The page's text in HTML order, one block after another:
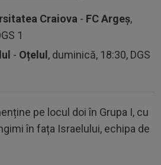
Craiova - FC Argeș,
1
- Oțelul , duminică, 18:30, DGS
pe locul doi în Grupa I, cu
în fața Israelului, echipa de